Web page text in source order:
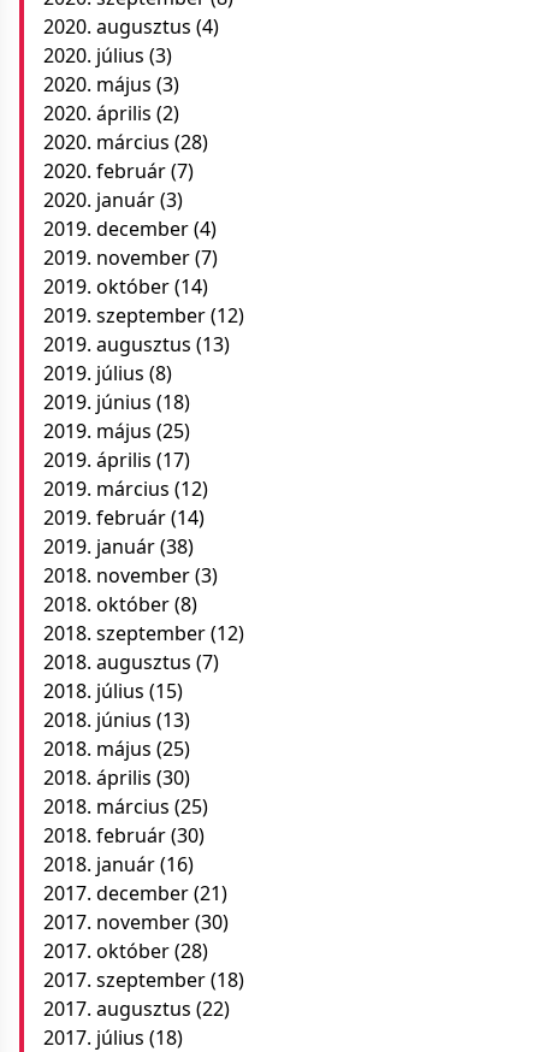
2020. augusztus (4)
2020. július (3)
2020. május (3)
2020. április (2)
2020. március (28)
2020. február(7)
2020. január(3)
2019. december(4)
2019. november(7)
2019. október(14)
2019. szeptember(12)
2019. augusztus (13)
2019. július (8)
2019. június (18)
2019. május (25)
2019. április (17)
2019. március (12)
2019. február(14)
2019. január(38)
2018. november(3)
2018. október(8)
2018. szeptember(12)
2018. augusztus (7)
2018. július (15)
2018. június (13)
2018. május (25)
2018. április (30)
2018. március (25)
2018. február(30)
2018. január(16)
2017. december(21)
2017. november(30)
2017. október(28)
2017. szeptember(18)
2017. augusztus (22)
2017. július (18)